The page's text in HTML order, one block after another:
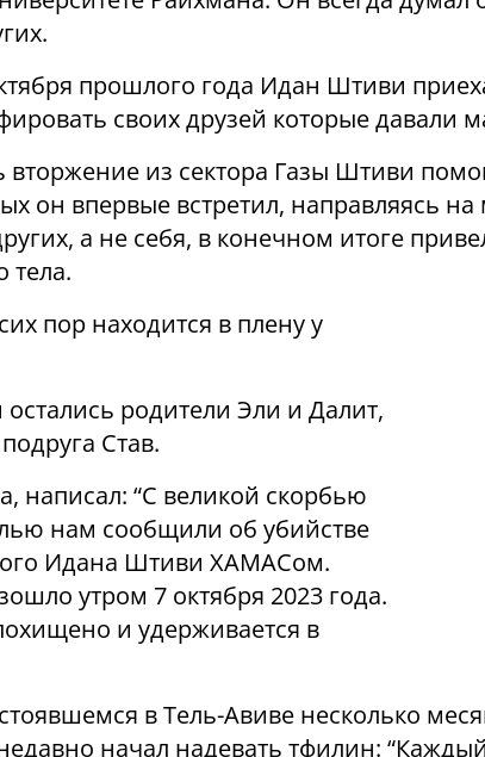
прошлого года Идан Штиви
своих друзей которые давали
вторжение из сектора Газы Штиви
он впервые встретил, направляясь
а не себя, в конечном итоге
тела.
пор находится в плену у
родители Эли и Далит,
Став.
написал: “С великой скорбью
нам сообщили об убийстве
Идана Штиви ХАМАСом.
утром 7 октября 2023 года.
и удерживается в
в Тель-Авиве несколько
начал надевать тфилин: